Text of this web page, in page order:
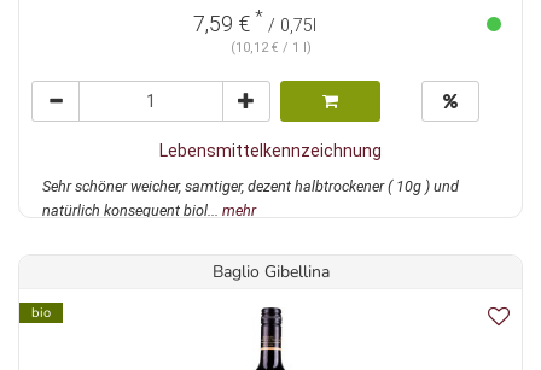
7,59 € * / 0,75l
(10,12 € / 1 l)
Lebensmittelkennzeichnung
Sehr schöner weicher, samtiger, dezent halbtrockener ( 10g ) und
natürlich konsequent biol... mehr
Baglio Gibellina
bio